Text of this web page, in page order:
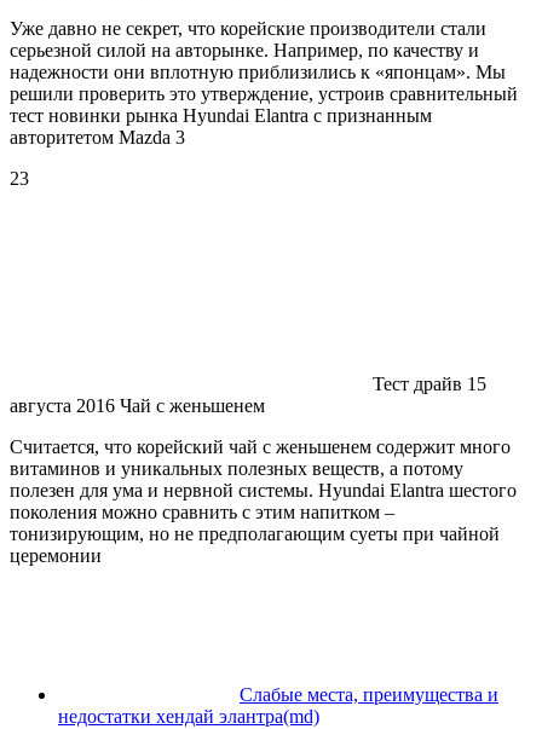
Уже давно не секрет, что корейские производители стали
серьезной силой на авторынке. Например, по качеству и
надежности они вплотную приблизились к «японцам». Мы
решили проверить это утверждение, устроив сравнительный
тест новинки рынка Hyundai Elantra с признанным
авторитетом Mazda 3
23
Тест драйв 15
августа 2016 Чай с женьшенем
Считается, что корейский чай с женьшенем содержит много
витаминов и уникальных полезных веществ, а потому
полезен для ума и нервной системы. Hyundai Elantra шестого
поколения можно сравнить с этим напитком –
тонизирующим, но не предполагающим суеты при чайной
церемонии
Слабые места, преимущества и
недостатки хендай элантра(md)